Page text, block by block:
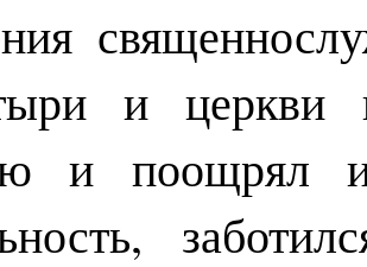
и церкви
и поощрял